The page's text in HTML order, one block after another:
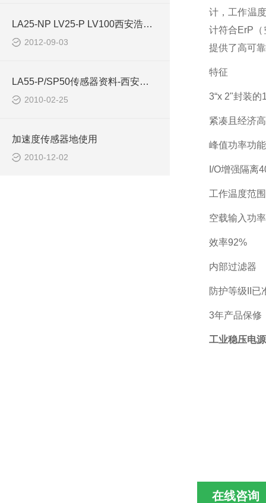
LA25-NP LV25-P LV100西安浩南电子科技
2012-09-03
LA55-P/SP50传感器资料-西安浩南电子科技
2010-02-25
加速度传感器地使用
2010-12-02
计，工作温
计符合ErP
提供了高可
特征
3“x 2"封装的
紧凑且经济
峰值功率功能
I/O增强隔离
工作温度范围
空载输入功率
效率92%
内部过滤器
防护等级 已
3年产品保修
工业稳压电
在线咨询